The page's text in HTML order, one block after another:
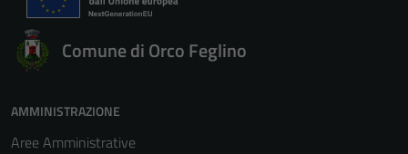
Comune di Orco Feglino
AMMINISTRAZIONE
Aree Amministrative